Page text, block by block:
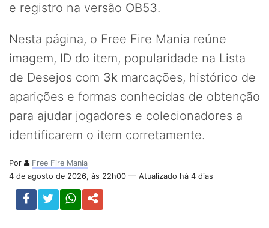
e registro na versão OB53.
Nesta página, o Free Fire Mania reúne
imagem, ID do item, popularidade na Lista
de Desejos com 3k marcações, histórico de
aparições e formas conhecidas de obtenção
para ajudar jogadores e colecionadores a
identificarem o item corretamente.
Por
Free Fire Mania
4 de agosto de 2026, às 22h00 — Atualizado há 4 dias